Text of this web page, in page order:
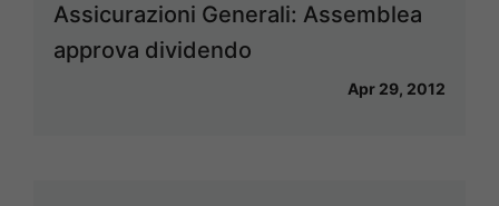
Assicurazioni Generali: Assemblea
approva dividendo
Apr 29, 2012